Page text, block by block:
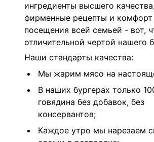
ингредиенты высшего
фирменные рецепты и комфорт
посещения всей семьей - вот,
отличительной чертой нашего
Наши стандарты качества:
Мы жарим мясо на
В наших бургерах только
говядина без добавок, без
консервантов;
Каждое утро мы нарезаем